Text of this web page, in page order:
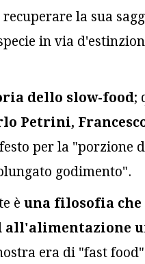
la sua
in via
dello slow-food;
Petrini,
per la "porzione
godimento".
è una filosofia
all'alimentazione
era di "fast